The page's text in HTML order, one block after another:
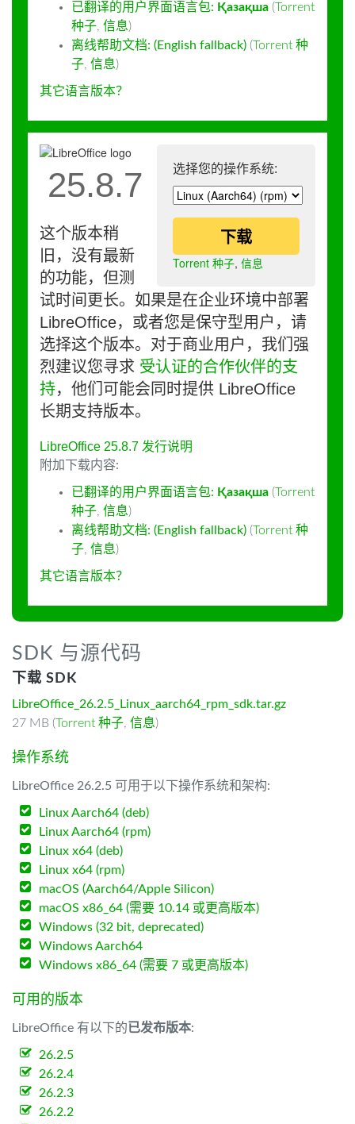
已翻译的用户界面语言包: Қазақша (Torrent
种子, 信息)
离线帮助文档: (English fallback) (Torrent 种
子, 信息)
其它语言版本？
选择您的操作系统:
下载
Torrent 种子, 信息
25.8.7
这个版本稍
旧，没有最新
的功能，但测
试时间更长。如果是在企业环境中部署
LibreOffice，或者您是保守型用户，请
选择这个版本。对于商业用户，我们强
烈建议您寻求 受认证的合作伙伴的支
持，他们可能会同时提供 LibreOffice
长期支持版本。
LibreOffice 25.8.7 发行说明
附加下载内容:
已翻译的用户界面语言包: Қазақша (Torrent
种子, 信息)
离线帮助文档: (English fallback) (Torrent 种
子, 信息)
其它语言版本？
SDK 与源代码
下载 SDK
LibreOffice_26.2.5_Linux_aarch64_rpm_sdk.tar.gz
27 MB (Torrent 种子, 信息)
操作系统
LibreOffice 26.2.5 可用于以下操作系统和架构:
Linux Aarch64 (deb)
Linux Aarch64 (rpm)
Linux x64 (deb)
Linux x64 (rpm)
macOS (Aarch64/Apple Silicon)
macOS x86_64 (需要 10.14 或更高版本)
Windows (32 bit, deprecated)
Windows Aarch64
Windows x86_64 (需要 7 或更高版本)
可用的版本
LibreOffice 有以下的已发布版本:
26.2.5
26.2.4
26.2.3
26.2.2